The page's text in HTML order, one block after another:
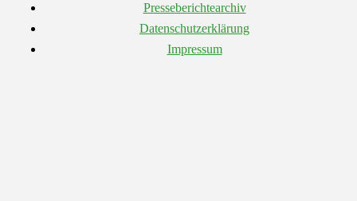
Presseberichtearchiv
Datenschutzerklärung
Impressum